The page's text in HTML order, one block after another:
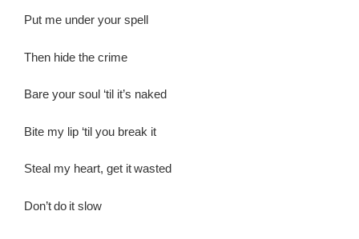
Put me under your spell
Then hide the crime
Bare your soul ‘til it’s naked
Bite my lip ‘til you break it
Steal my heart, get it wasted
Don’t do it slow